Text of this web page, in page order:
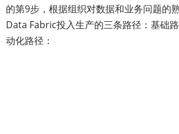
的第9步，根据组织对数据和业务问题的
Data Fabric投入生产的三条路径：基础
动化路径：